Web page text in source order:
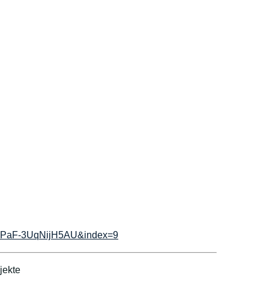
3UqNijH5AU&index=9